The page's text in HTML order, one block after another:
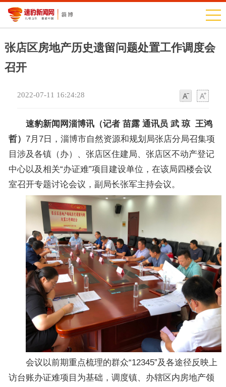
张店区房地产历史遗留问题处置工作调度会
召开
2022-07-11 16:24:28
速豹新闻网淄博讯（记者 苗露 通讯员 武 琼 王鸿
哲） 7月7日，淄博市自然资源和规划局张店分局召集项
目涉及各镇（办）、张店区住建局、张店区不动产登记
中心以及相关“办证难”项目建设单位，在该局四楼会议
室召开专题讨论会议，副局长张军主持会议。
会议以前期重点梳理的群众“12345”及各途径反映上
访台账办证难项目为基础，调度镇、办辖区内房地产领